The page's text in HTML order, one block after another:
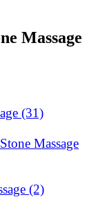
Massage
(31)
Massage
(2)